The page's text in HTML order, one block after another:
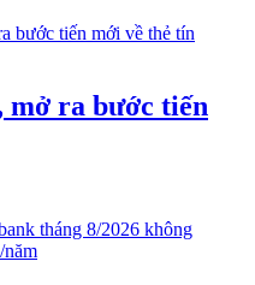
ra bước tiến